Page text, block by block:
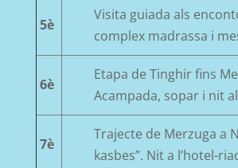
5è
Visita guiada als
complex madrassa i
6è
Etapa de Tinghir fins
Acampada, sopar i nit
7è
Trajecte de Merzuga a
kasbes”. Nit a l’hotel-